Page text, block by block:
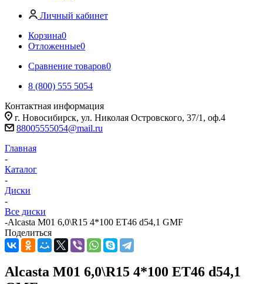
Личный кабинет
Корзина0
Отложенные0
Сравнение товаров0
8 (800) 555 5054
Контактная информация
г. Новосибирск, ул. Николая Островского, 37/1, оф.4
88005555054@mail.ru
Главная
-
Каталог
-
Диски
-
Все диски
-Alcasta M01 6,0\R15 4*100 ET46 d54,1 GMF
Поделиться
Alcasta M01 6,0\R15 4*100 ET46 d54,1